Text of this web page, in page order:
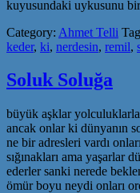
kuyusundaki uykusunu
Category: Ahmet Telli
keder, ki, nerdesin, remil,
Soluk Soluğa
büyük aşklar
ancak onlar ki dünyanın
ne bir adresleri vardı
sığınakları ama yaşarlar
ederler sanki nerede
ömür boyu neydi onları